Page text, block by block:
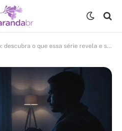
o que essa série revela e surpreenda-se